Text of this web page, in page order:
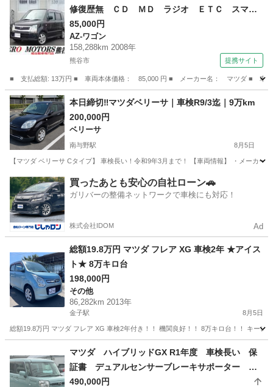
修復歴無 ＣＤ ＭＤ ラジオ ＥＴＣ スマー
トキー シートヒーター フルフラット ドアバ
イザー アルミホイール ベンチシート ライト
レベライザー （検9.2）
85,000円
AZ-ワゴン
158,288km 2008年
熊谷市 提携サイト
■ 支払総額: 13万円 ■ 車両本体価格： 85,000 円 ■ メーカー名： マツダ ■
埼玉 熊谷市 AZ-ワゴン
本日締切‼️マツダベリーサ｜車検R9/3迄｜9万km
200,000円
ベリーサ
南与野駅 8月5日
【マツダ ベリーサ Cタイプ】 車検長い！令和9年3月まで！ 【車両情報】 ・メーカ
埼玉 さいたま市 南与野駅 ベリーサ
買ったあとも安心の自社ローン🚗
ガリバーの整備ネットワークで車検にも対応！
株式会社IDOM Ad
総額19.8万円 マツダ フレア XG 車検2年 ★アイス
ト★ 8万キロ台
198,000円
その他
86,282km 2013年
金子駅 8月5日
総額19.8万円 マツダ フレア XG 車検2年付き！！ 機関良好！！ 8万キロ台！！ キー
金子駅 その他 車両
マツダ ハイブリッドGX R1年度 車検長い 保
証書 デュアルセンサーブレーキサポーター 横
滑り防止装置 トラクション コントロールシス
490,000円